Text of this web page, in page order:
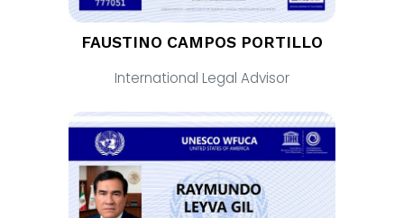
FAUSTINO CAMPOS PORTILLO
International Legal Advisor